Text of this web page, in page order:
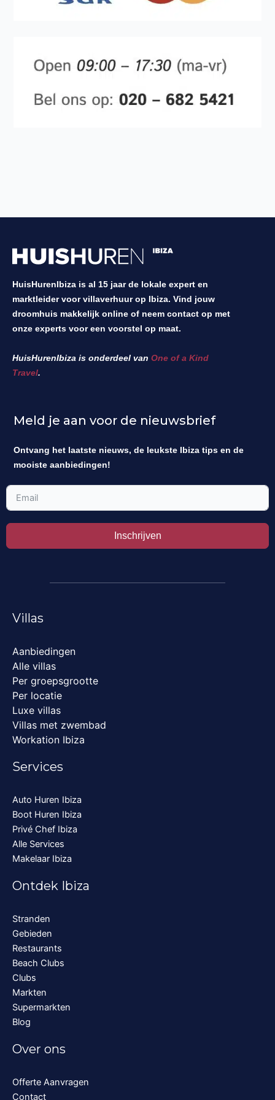
HuisHurenIbiza is al 15 jaar de lokale expert en
marktleider voor villaverhuur op Ibiza. Vind jouw
droomhuis makkelijk online of neem contact op met
onze experts voor een voorstel op maat.
HuisHurenIbiza is onderdeel van One of a Kind
Travel.
Meld je aan voor de nieuwsbrief
Ontvang het laatste nieuws, de leukste Ibiza tips en de
mooiste aanbiedingen!
Inschrijven
Villas
Aanbiedingen
Alle villas
Per groepsgrootte
Per locatie
Luxe villas
Villas met zwembad
Workation Ibiza
Services
Auto Huren Ibiza
Boot Huren Ibiza
Privé Chef Ibiza
Alle Services
Makelaar Ibiza
Ontdek Ibiza
Stranden
Gebieden
Restaurants
Beach Clubs
Clubs
Markten
Supermarkten
Blog
Over ons
Offerte Aanvragen
Contact